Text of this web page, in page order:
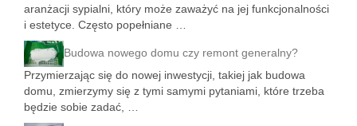
aranżacji sypialni, który może zaważyć na jej funkcjonalności
i estetyce. Często popełniane …
Budowa nowego domu czy remont generalny?
Przymierzając się do nowej inwestycji, takiej jak budowa
domu, zmierzymy się z tymi samymi pytaniami, które trzeba
będzie sobie zadać, …